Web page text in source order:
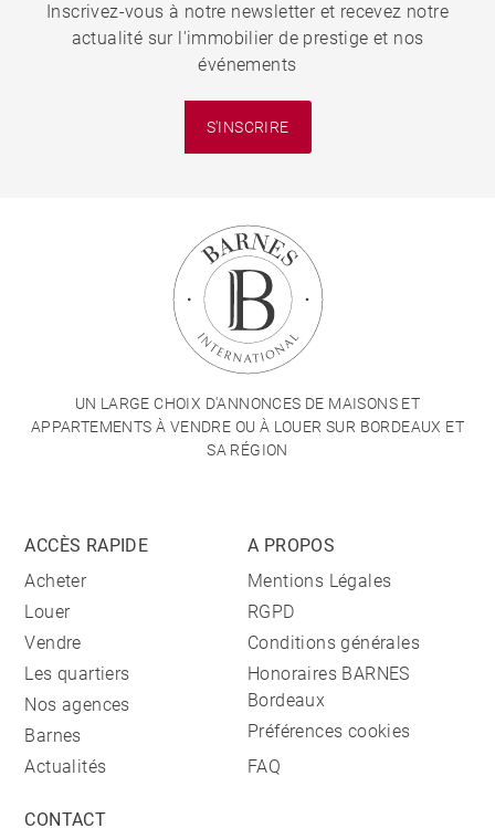
Inscrivez-vous à notre newsletter et recevez notre
actualité sur l'immobilier de prestige et nos
événements
S'INSCRIRE
UN LARGE CHOIX D'ANNONCES DE MAISONS ET
APPARTEMENTS À VENDRE OU À LOUER SUR BORDEAUX ET
SA RÉGION
ACCÈS RAPIDE
Acheter
Louer
Vendre
Les quartiers
Nos agences
Barnes
Actualités
A PROPOS
Mentions Légales
RGPD
Conditions générales
Honoraires BARNES
Bordeaux
Préférences cookies
FAQ
CONTACT